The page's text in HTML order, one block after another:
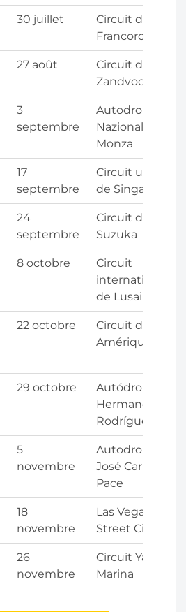
30 juillet
Circuit de Spa-
Francorchamps
27 août
Circuit de
Zandvoort
3
septembre
Autodromo
Nazionale di
Monza
17
septembre
Circuit urbain
de Singapour
24
septembre
Circuit de
Suzuka
8 octobre
Circuit
international
de Lusail
22 octobre
Circuit des
Amériques
29 octobre
Autódromo
Hermanos
Rodríguez
5
novembre
Autodromo
José Carlos
Pace
18
novembre
Las Vegas
Street Circuit
26
novembre
Circuit Yas
Marina